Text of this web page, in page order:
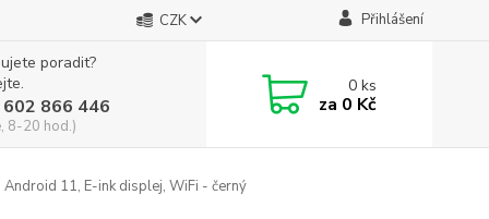
CZK Přihlášení
poradit?
866 446
8-20 hod.)
0ks
za 0 Kč
Android 11, E-ink displej, WiFi - černý